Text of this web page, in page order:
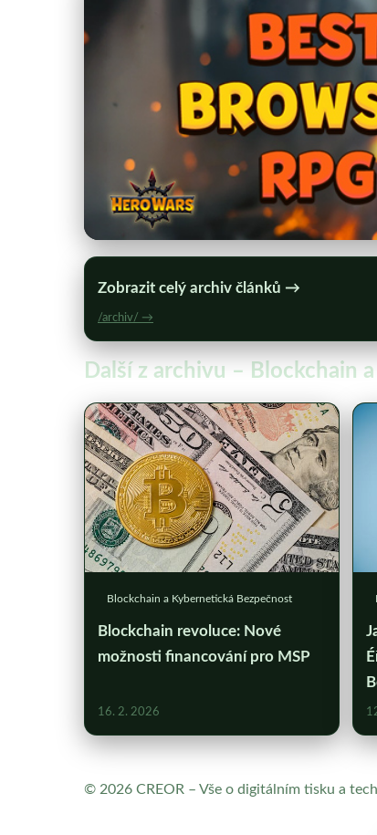
Zobrazit celý archiv článků →
/archiv/ →
Další z archivu – Blockchain
Blockchain a Kybernetická Bezpečnost
Blockchain revoluce: Nové
možnosti financování pro MSP
16. 2. 2026
© 2026 CREOR – Vše o digitálním tisku a